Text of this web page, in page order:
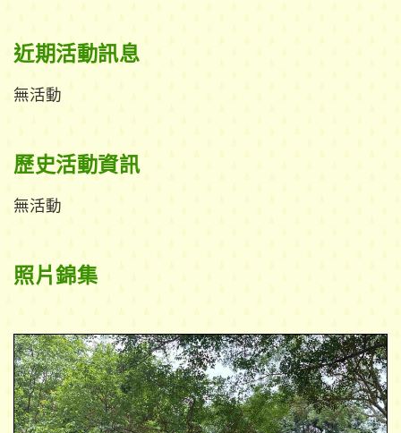
近期活動訊息
無活動
歷史活動資訊
無活動
照片錦集